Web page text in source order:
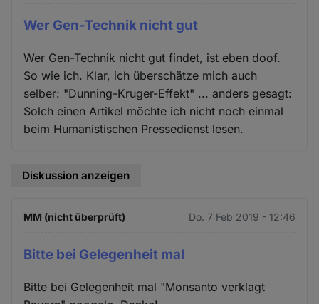
Wer Gen-Technik nicht gut
Wer Gen-Technik nicht gut findet, ist eben doof.
So wie ich. Klar, ich überschätze mich auch
selber: "Dunning-Kruger-Effekt" ... anders gesagt:
Solch einen Artikel möchte ich nicht noch einmal
beim Humanistischen Pressedienst lesen.
Diskussion anzeigen
MM (nicht überprüft) Do. 7 Feb 2019 - 12:46
Bitte bei Gelegenheit mal
Bitte bei Gelegenheit mal "Monsanto verklagt